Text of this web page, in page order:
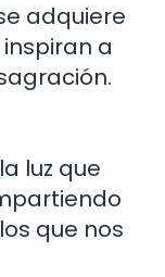
adquiere
a
luz que
que nos